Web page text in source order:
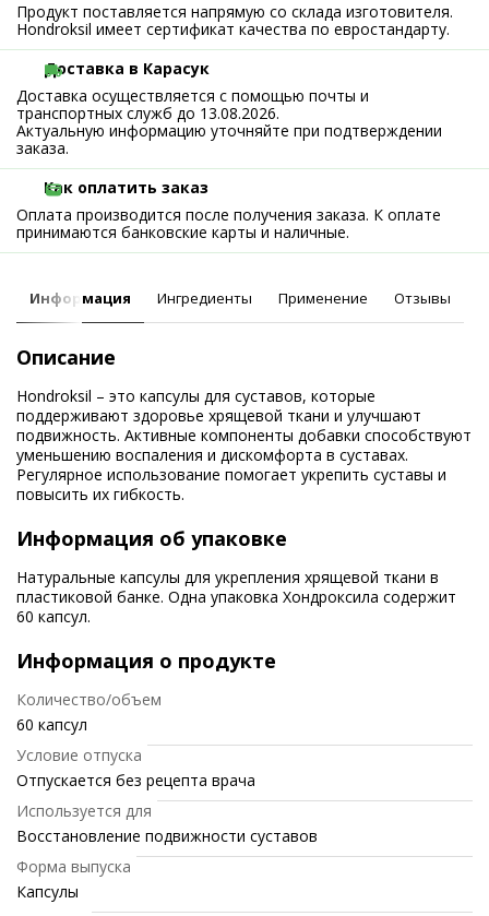
Продукт поставляется напрямую со склада изготовителя.
Hondroksil имеет сертификат качества по евростандарту.
Доставка в Карасук
Доставка осуществляется с помощью почты и
транспортных служб до 13.08.2026.
Актуальную информацию уточняйте при подтверждении
заказа.
Как оплатить заказ
Оплата производится после получения заказа. К оплате
принимаются банковские карты и наличные.
Информация Ингредиенты Применение Отзывы
Описание
Hondroksil – это капсулы для суставов, которые
поддерживают здоровье хрящевой ткани и улучшают
подвижность. Активные компоненты добавки способствуют
уменьшению воспаления и дискомфорта в суставах.
Регулярное использование помогает укрепить суставы и
повысить их гибкость.
Информация об упаковке
Натуральные капсулы для укрепления хрящевой ткани в
пластиковой банке. Одна упаковка Хондроксила содержит
60 капсул.
Информация о продукте
Количество/объем
60 капсул
Условие отпуска
Отпускается без рецепта врача
Используется для
Восстановление подвижности суставов
Форма выпуска
Капсулы